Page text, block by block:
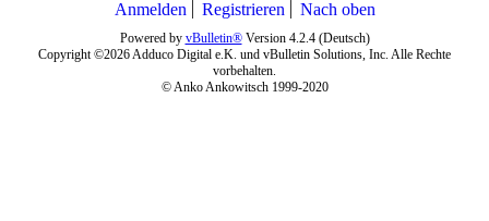
Anmelden Registrieren Nach oben
Powered by vBulletin®Version 4.2.4 (Deutsch)
Copyright ©2026 Adduco Digital e.K. und vBulletin Solutions, Inc. Alle Rechte
vorbehalten.
© Anko Ankowitsch 1999-2020